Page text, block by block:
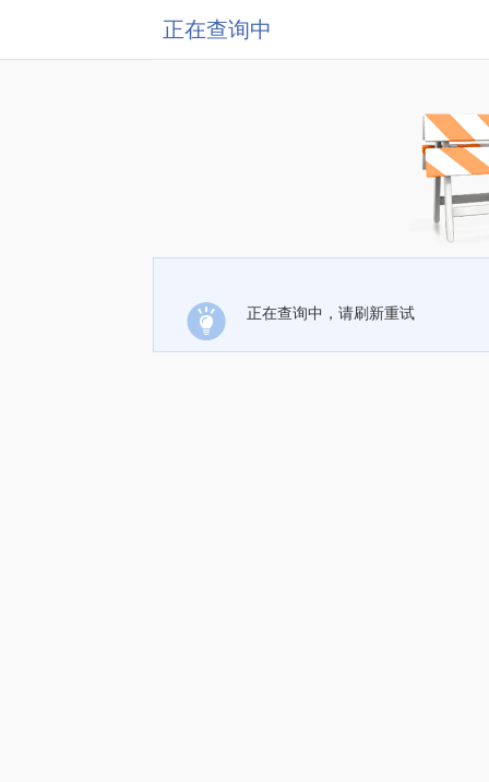
正在查询中
正在查询中，请刷新重试